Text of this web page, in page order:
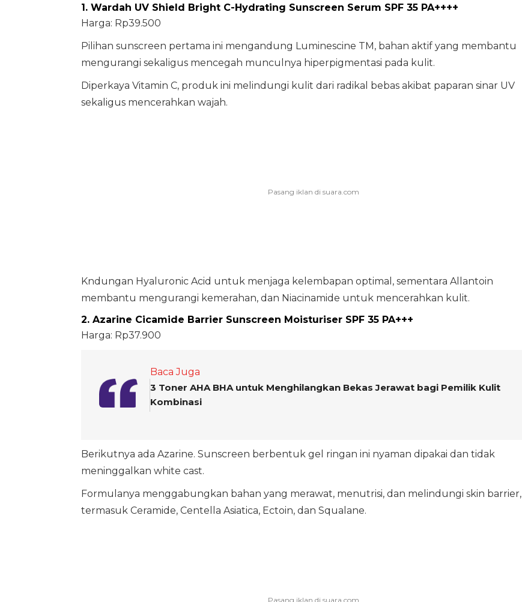
1. Wardah UV Shield Bright C-Hydrating Sunscreen Serum SPF 35 PA++++
Harga: Rp39.500
Pilihan sunscreen pertama ini mengandung Luminescine TM, bahan aktif yang membantu
mengurangi sekaligus mencegah munculnya hiperpigmentasi pada kulit.
Diperkaya Vitamin C, produk ini melindungi kulit dari radikal bebas akibat paparan sinar UV
sekaligus mencerahkan wajah.
Kndungan Hyaluronic Acid untuk menjaga kelembapan optimal, sementara Allantoin
membantu mengurangi kemerahan, dan Niacinamide untuk mencerahkan kulit.
2. Azarine Cicamide Barrier Sunscreen Moisturiser SPF 35 PA+++
Harga: Rp37.900
Baca Juga
3 Toner AHA BHA untuk Menghilangkan Bekas Jerawat bagi Pemilik Kulit
Kombinasi
Berikutnya ada Azarine. Sunscreen berbentuk gel ringan ini nyaman dipakai dan tidak
meninggalkan white cast.
Formulanya menggabungkan bahan yang merawat, menutrisi, dan melindungi skin barrier,
termasuk Ceramide, Centella Asiatica, Ectoin, dan Squalane.